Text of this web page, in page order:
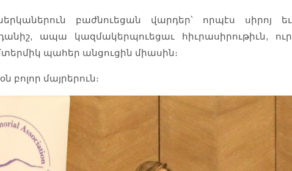
բաժնուեցան վարդեր՝ որպէս սիրոյ եւ
ապա կազմակերպուեցաւ հիւրասիրութիւն, ուր
պահեր անցուցին միասին։
բոլոր մայրերուն։